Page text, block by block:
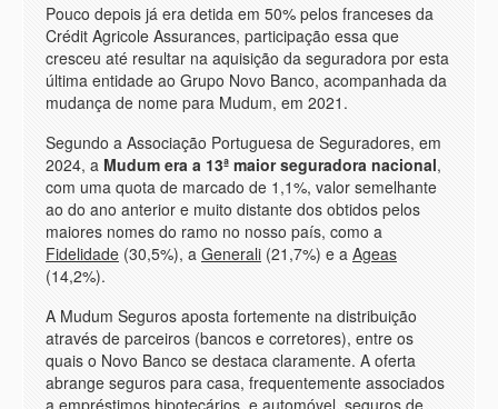
Pouco depois já era detida em 50% pelos franceses da
Crédit Agricole Assurances, participação essa que
cresceu até resultar na aquisição da seguradora por esta
última entidade ao Grupo Novo Banco, acompanhada da
mudança de nome para Mudum, em 2021.
Segundo a Associação Portuguesa de Seguradores, em
2024, a Mudum era a 13ª maior seguradora nacional,
com uma quota de marcado de 1,1%, valor semelhante
ao do ano anterior e muito distante dos obtidos pelos
maiores nomes do ramo no nosso país, como a
Fidelidade (30,5%), a Generali (21,7%) e a Ageas
(14,2%).
A Mudum Seguros aposta fortemente na distribuição
através de parceiros (bancos e corretores), entre os
quais o Novo Banco se destaca claramente. A oferta
abrange seguros para casa, frequentemente associados
a empréstimos hipotecários, e automóvel, seguros de